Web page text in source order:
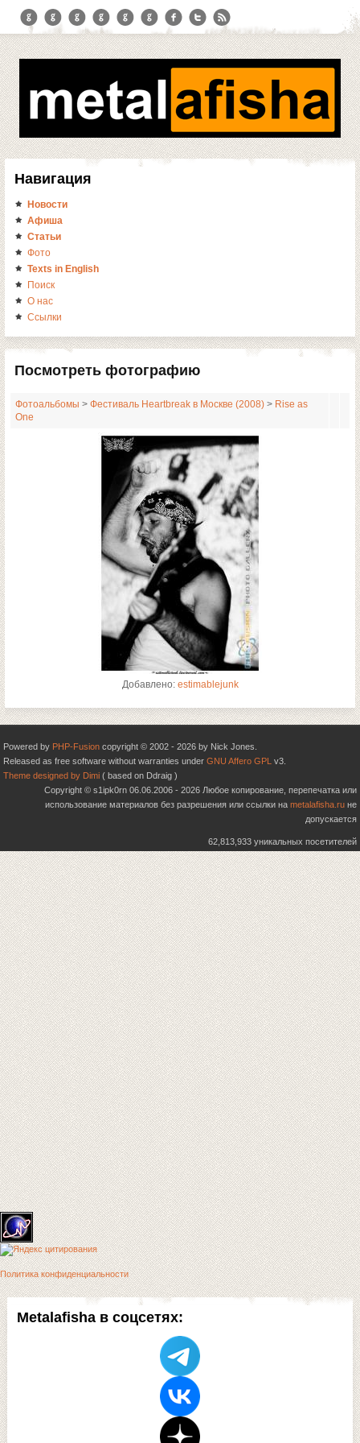
Metalafisha в соцсетях:
Навигация
Новости
Афиша
Статьи
Фото
Texts in English
Поиск
О нас
Ссылки
Посмотреть фотографию
Фотоальбомы > Фестиваль Heartbreak в Москве (2008) > Rise as
One
Добавлено: estimablejunk
Powered by PHP-Fusion copyright © 2002 - 2026 by Nick Jones.
Released as free software without warranties under GNU Affero GPL v3.
Theme designed by Dimi ( based on Ddraig )
Copyright © s1ipk0rn 06.06.2006 - 2026 Любое копирование, перепечатка или
использование материалов без разрешения или ссылки на metalafisha.ru не
допускается
62,813,933 уникальных посетителей
Политика конфиденциальности